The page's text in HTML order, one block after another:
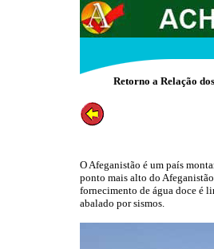
Retorno a Relação
O Afeganistão é um país
ponto mais alto do
fornecimento de água doce é
abalado por sismos.